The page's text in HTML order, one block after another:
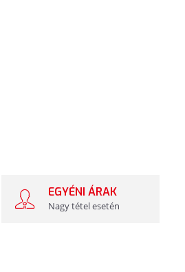
EGYÉNI ÁRAK
Nagy tétel esetén